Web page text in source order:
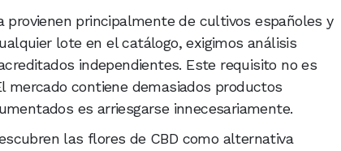
principalmente de cultivos españoles y
lote en el catálogo, exigimos análisis
independientes. Este requisito no es
mercado contiene demasiados productos
es arriesgarse innecesariamente.
las flores de CBD como alternativa